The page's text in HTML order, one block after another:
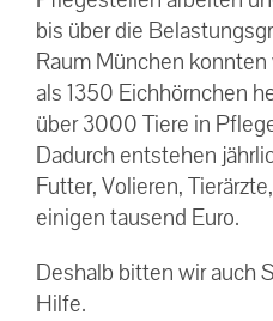
bis über die
Raum München
als 1350 Eichhörnchen
über 3000 Tiere in
Dadurch entstehen
Futter, Volieren,
einigen tausend Euro.
Deshalb bitten wir auch
Hilfe.